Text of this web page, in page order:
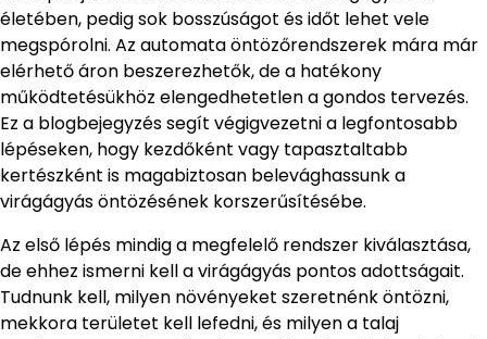
életében, pedig sok bosszúságot és időt lehet vele
megspórolni. Az automata öntözőrendszerek mára már
elérhető áron beszerezhetők, de a hatékony
működtetésükhöz elengedhetetlen a gondos tervezés.
Ez a blogbejegyzés segít végigvezetni a legfontosabb
lépéseken, hogy kezdőként vagy tapasztaltabb
kertészként is magabiztosan belevághassunk a
virágágyás öntözésének korszerűsítésébe.
Az első lépés mindig a megfelelő rendszer kiválasztása,
de ehhez ismerni kell a virágágyás pontos adottságait.
Tudnunk kell, milyen növényeket szeretnénk öntözni,
mekkora területet kell lefedni, és milyen a talaj